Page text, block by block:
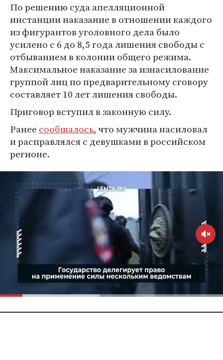
По решению суда апелляционной
инстанции наказание в отношении каждого
из фигурантов уголовного дела было
усилено с 6 до 8,5 года лишения свободы с
отбыванием в колонии общего режима.
Максимальное наказание за изнасилование
группой лиц по предварительному сговору
составляет 10 лет лишения свободы.
Приговор вступил в законную силу.
Ранее сообщалось, что мужчина насиловал
и расправлялся с девушками в российском
регионе.